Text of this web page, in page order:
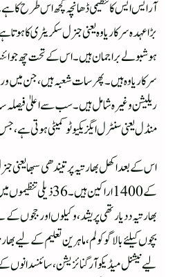
آر ایس ایس کا تنظیمی ڈھانچہ کچھ اس طرح
بڑا عہدہ سرکاریاوہ یعنی جنرل سکریٹری کا
ہوشبولے براجمان ہیں۔ اس کے تحت چھ
سرکاریاوہ ہیں۔ پھر سات شعبہ ہیں، جن میں
ریلیشن وغیرہ شامل ہیں۔ سب سے اعلیٰ فیصلہ
منڈل یعنی سنٹرل ایگزیکیوٹو کمیٹی ہوتی ہے، جس کے
اس کے بعد اکھل بھارتیہ پرتیندھی سبھا یعنی
کے 1400اراکین ہیں۔
بھارتیہ ددیارتھی پریشد، وکیلوں اور ججو ں کے
بچوں کیلئے بالا گوکولم، ماہرین تعلیم کے
لیےنیشنل میڈیکو آرگنائزیشن، سائنسدانوں